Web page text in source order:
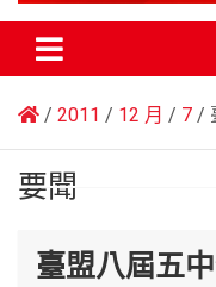
2011 12 月 7
要聞
臺盟八屆五